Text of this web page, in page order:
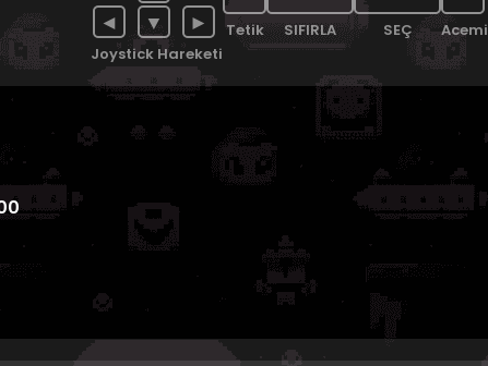
◄
▼ ►
Joystick Hareketi
Tetik SIFIRLA SEÇ Acemi